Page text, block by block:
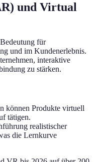
und Virtual
für
und im Kundenerlebnis.
interaktive
zu stärken.
können Produkte virtuell
tätigen.
realistischer
die Lernkurve